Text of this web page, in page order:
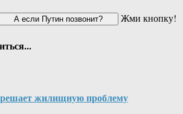
Жми кнопку!
жилищную проблему